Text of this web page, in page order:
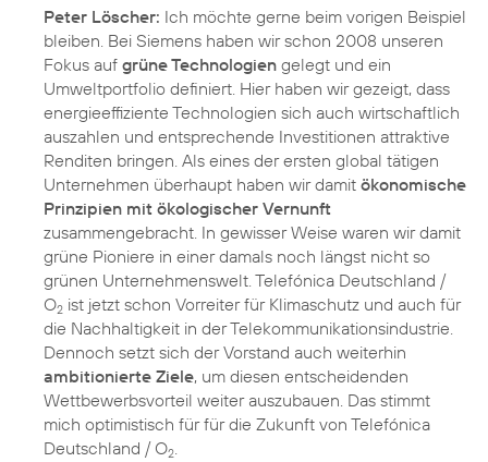
Peter Löscher: Ich möchte gerne beim vorigen Beispiel
bleiben. Bei Siemens haben wir schon 2008 unseren
Fokus auf grüne Technologien gelegt und ein
Umweltportfolio definiert. Hier haben wir gezeigt, dass
energieeffiziente Technologien sich auch wirtschaftlich
auszahlen und entsprechende Investitionen attraktive
Renditen bringen. Als eines der ersten global tätigen
Unternehmen überhaupt haben wir damit ökonomische
Prinzipien mit ökologischer Vernunft
zusammengebracht. In gewisser Weise waren wir damit
grüne Pioniere in einer damals noch längst nicht so
grünen Unternehmenswelt. Telefónica Deutschland /
O2 ist jetzt schon Vorreiter für Klimaschutz und auch für
die Nachhaltigkeit in der Telekommunikationsindustrie.
Dennoch setzt sich der Vorstand auch weiterhin
ambitionierte Ziele, um diesen entscheidenden
Wettbewerbsvorteil weiter auszubauen. Das stimmt
mich optimistisch für für die Zukunft von Telefónica
Deutschland / O2